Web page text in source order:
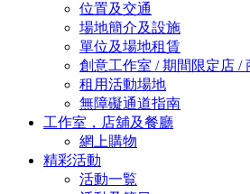
位置及交通
場地簡介及設施
單位及場地租賃
創意工作室 / 期間限定店 /
租用活動場地
無障礙通道指南
工作室，店舖及餐廳
網上購物
精彩活動
活動一覧